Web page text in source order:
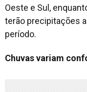
Oeste e Sul,
terão precipitações
período.
Chuvas variam